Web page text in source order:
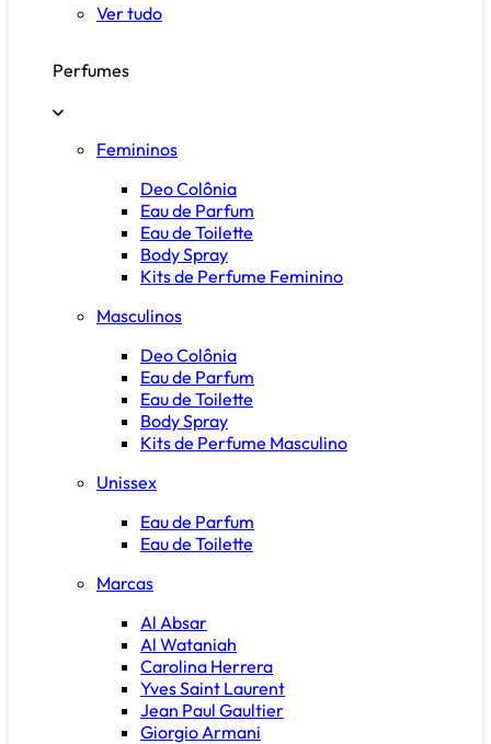
Ver tudo
Perfumes
Femininos
Deo Colônia
Eau de Parfum
Eau de Toilette
Body Spray
Kits de Perfume Feminino
Masculinos
Deo Colônia
Eau de Parfum
Eau de Toilette
Body Spray
Kits de Perfume Masculino
Unissex
Eau de Parfum
Eau de Toilette
Marcas
Al Absar
Al Wataniah
Carolina Herrera
Yves Saint Laurent
Jean Paul Gaultier
Giorgio Armani